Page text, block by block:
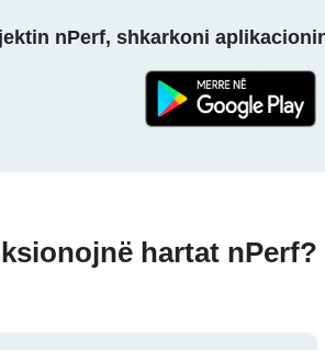
nPerf, shkarkoni
hartat nPerf?